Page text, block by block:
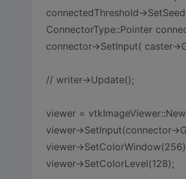
connectedThreshold-
ConnectorType::Pointer
connector->SetInput( caster-
// writer->Update();
viewer =
viewer->SetInput(connector-
viewer-
viewer->SetColorLevel(128);